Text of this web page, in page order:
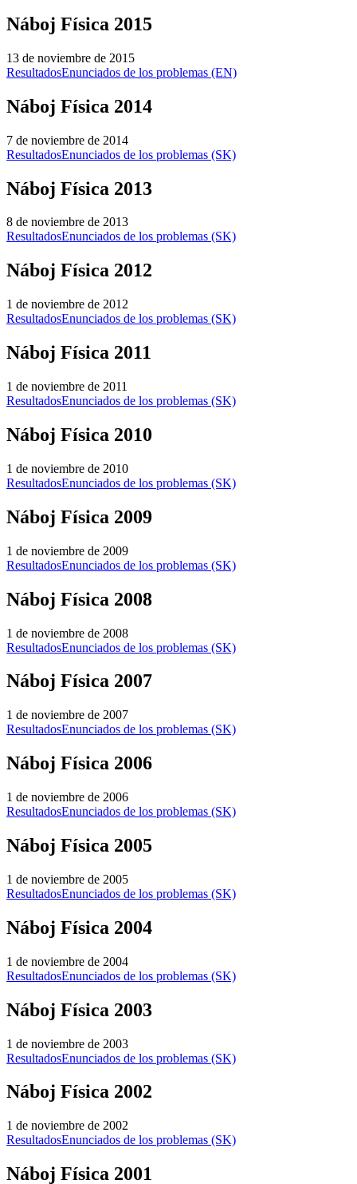
Náboj Física 2015
13 de noviembre de 2015
ResultadosEnunciados de los problemas (EN)
Náboj Física 2014
7 de noviembre de 2014
ResultadosEnunciados de los problemas (SK)
Náboj Física 2013
8 de noviembre de 2013
ResultadosEnunciados de los problemas (SK)
Náboj Física 2012
1 de noviembre de 2012
ResultadosEnunciados de los problemas (SK)
Náboj Física 2011
1 de noviembre de 2011
ResultadosEnunciados de los problemas (SK)
Náboj Física 2010
1 de noviembre de 2010
ResultadosEnunciados de los problemas (SK)
Náboj Física 2009
1 de noviembre de 2009
ResultadosEnunciados de los problemas (SK)
Náboj Física 2008
1 de noviembre de 2008
ResultadosEnunciados de los problemas (SK)
Náboj Física 2007
1 de noviembre de 2007
ResultadosEnunciados de los problemas (SK)
Náboj Física 2006
1 de noviembre de 2006
ResultadosEnunciados de los problemas (SK)
Náboj Física 2005
1 de noviembre de 2005
ResultadosEnunciados de los problemas (SK)
Náboj Física 2004
1 de noviembre de 2004
ResultadosEnunciados de los problemas (SK)
Náboj Física 2003
1 de noviembre de 2003
ResultadosEnunciados de los problemas (SK)
Náboj Física 2002
1 de noviembre de 2002
ResultadosEnunciados de los problemas (SK)
Náboj Física 2001